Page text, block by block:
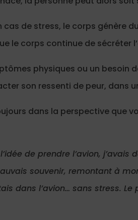
cas de stress, le corps génère
le corps continue de sécréter
physiques ou un besoin
son ressenti de peur, dans
dans la perspective que
de prendre l’avion, j’avais
souvenir, remontant à
dans l’avion… sans stress.